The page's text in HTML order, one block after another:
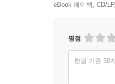
eBook 페이백, CD/
평점
한글 기준 50